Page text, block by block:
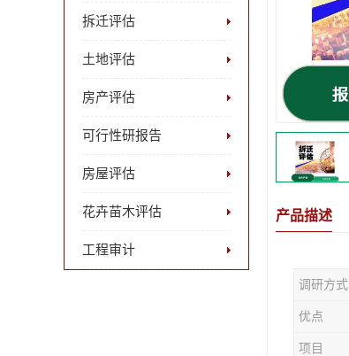
拆迁评估
土地评估
房产评估
可行性研报告
房屋评估
花卉苗木评估
工程审计
产品描述
调研方式
优点
项目